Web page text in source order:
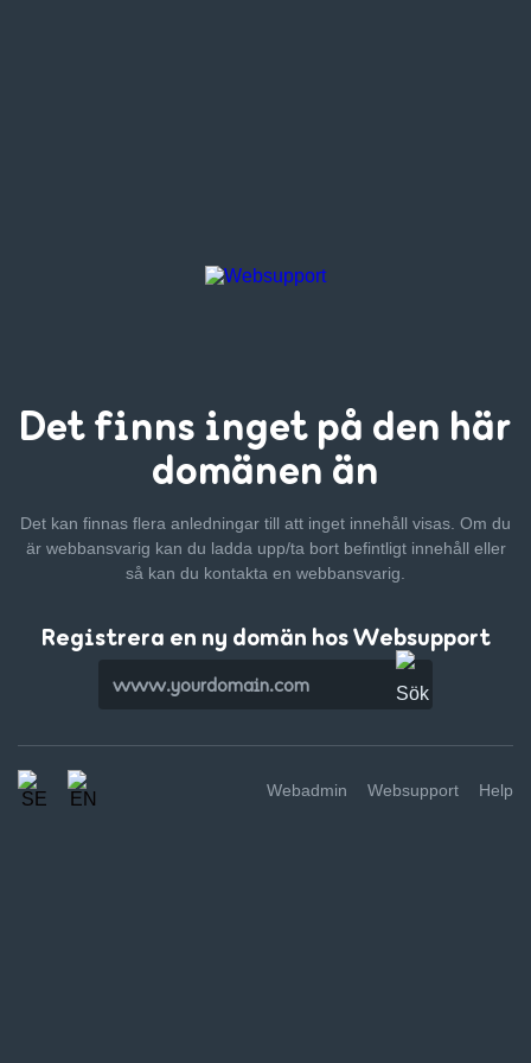
Det finns inget på den här
domänen än
Det kan finnas flera anledningar till att inget innehåll visas. Om du
är webbansvarig kan du ladda upp/ta bort befintligt innehåll eller
så kan du kontakta en webbansvarig.
Registrera en ny domän hos Websupport
Webadmin Websupport Help